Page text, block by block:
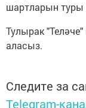
шартларын туры
Тулырак
аласыз.
Следите за
Telegram-